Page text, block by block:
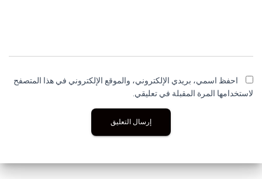
احفظ اسمي، بريدي الإلكتروني، والموقع الإلكتروني في هذا المتصفح
لاستخدامها المرة المقبلة في تعليقي.